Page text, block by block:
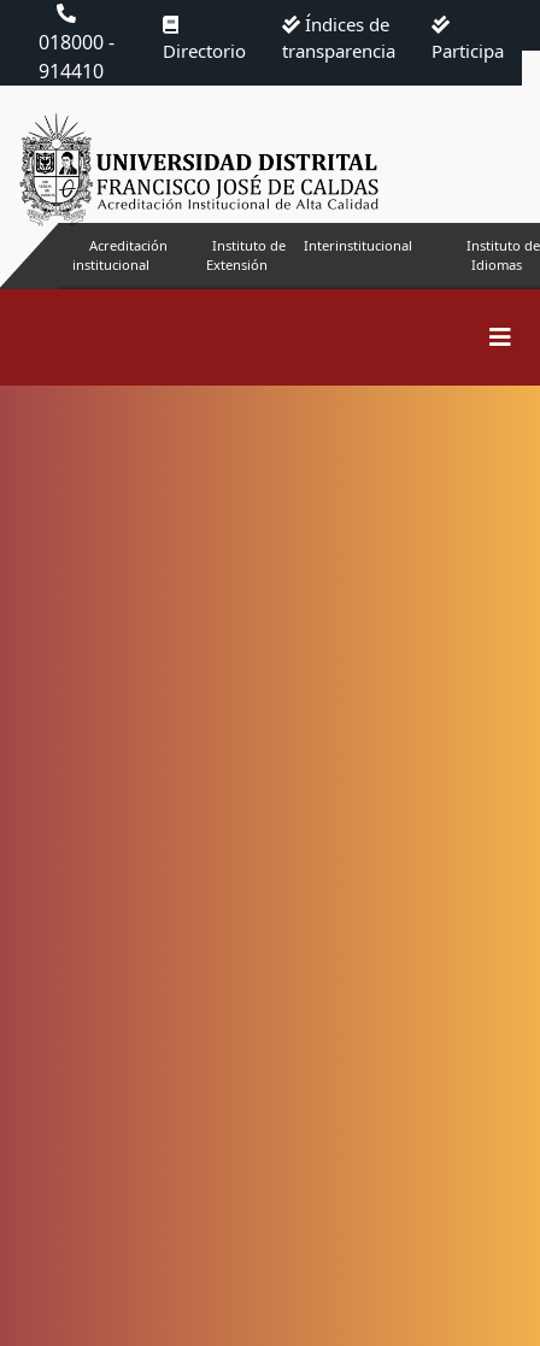
018000 -
914410
Directorio
Índices de
transparencia
Participa
Acreditación
institucional
Instituto de
Extensión
Interinstitucional
Instituto de
Idiomas